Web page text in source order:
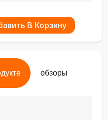
В Корзину
обзоры